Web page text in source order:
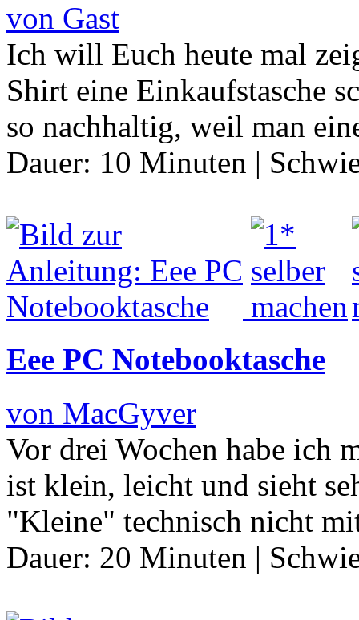
von Gast
Ich will Euch heute mal
Shirt eine Einkaufstasche
so nachhaltig, weil man
Dauer: 10 Minuten |
Eee PC Notebooktasche
von MacGyver
Vor drei Wochen habe ich
ist klein, leicht und sieht
"Kleine" technisch nicht
Dauer: 20 Minuten |